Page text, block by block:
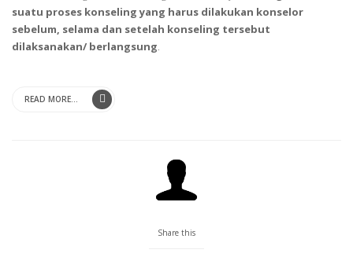
suatu proses konseling yang harus dilakukan konselor
sebelum, selama dan setelah konseling tersebut
dilaksanakan/ berlangsung
READ MORE...
Share this